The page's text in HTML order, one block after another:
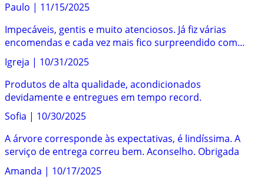
Paulo | 11/15/2025
Impecáveis, gentis e muito atenciosos. Já fiz várias
encomendas e cada vez mais fico surpreendido com...
Igreja | 10/31/2025
Produtos de alta qualidade, acondicionados
devidamente e entregues em tempo record.
Sofia | 10/30/2025
A árvore corresponde às expectativas, é lindíssima. A
serviço de entrega correu bem. Aconselho. Obrigada
Amanda | 10/17/2025